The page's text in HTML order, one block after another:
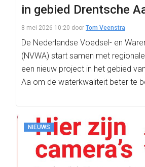
in gebied Drentsche
8 mei 2026 10:20 door Tom Veenstra
De Nederlandse Voedsel- en
(NVWA) start samen met
een nieuw project in het gebied
Aa om de waterkwaliteit beter te
NIEUWS